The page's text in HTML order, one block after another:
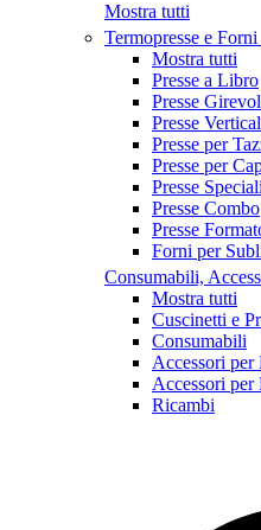
Mostra tutti
Termopresse e Forni
Mostra tutti
Presse a Libro
Presse
Presse
Presse per
Presse per
Presse Speciali
Presse Combo
Presse
Forni per
Consumabili,
Mostra tutti
Cuscinetti e
Consumabili
Accessori per
Accessori per
Ricambi